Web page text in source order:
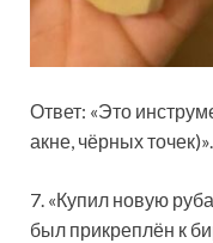
Ответ: «Это
акне, чёрных точек)».
7. «Купил новую
был прикреплён к